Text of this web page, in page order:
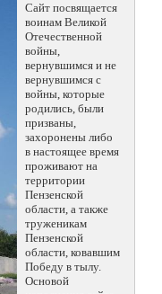
Сайт посвящается
воинам Великой
Отечественной
войны,
вернувшимся и не
вернувшимся с
войны, которые
родились, были
призваны,
захоронены либо
в настоящее время
проживают на
территории
Пензенской
области, а также
труженикам
Пензенской
области, ковавшим
Победу в тылу.
Основой